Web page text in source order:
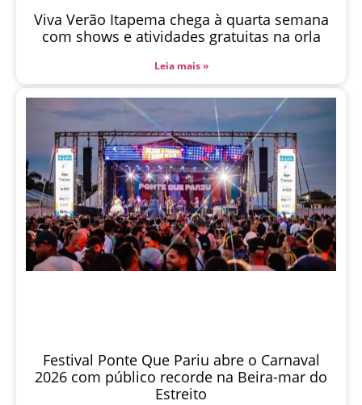
Viva Verão Itapema chega à quarta semana
com shows e atividades gratuitas na orla
Leia mais »
Festival Ponte Que Pariu abre o Carnaval
2026 com público recorde na Beira-mar do
Estreito